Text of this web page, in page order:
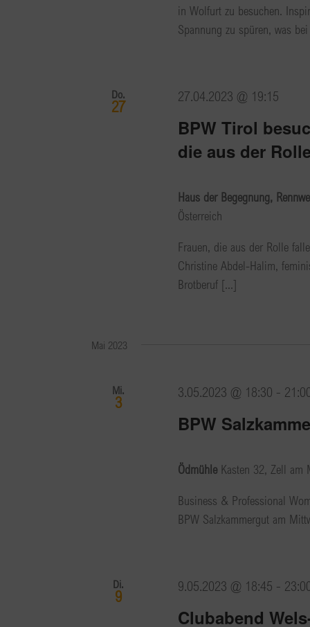
in Wolfurt zu besuchen.
Spannung zu spüren, was
Do.
27
BPW Tirol
die aus der
27.04.2023 @ 19:15
Haus der Begegnung,
Österreich
Frauen, die aus der Rolle
Christine Abdel-Halim,
Brotberuf [...]
Mai 2023
Mi.
3
BPW
3.05.2023 @ 18:30 -
Ödmühle Kasten 32, Zell am
Business & Professional
BPW Salzkammergut am
Di.
9
Clubabend
9.05.2023 @ 18:45 -